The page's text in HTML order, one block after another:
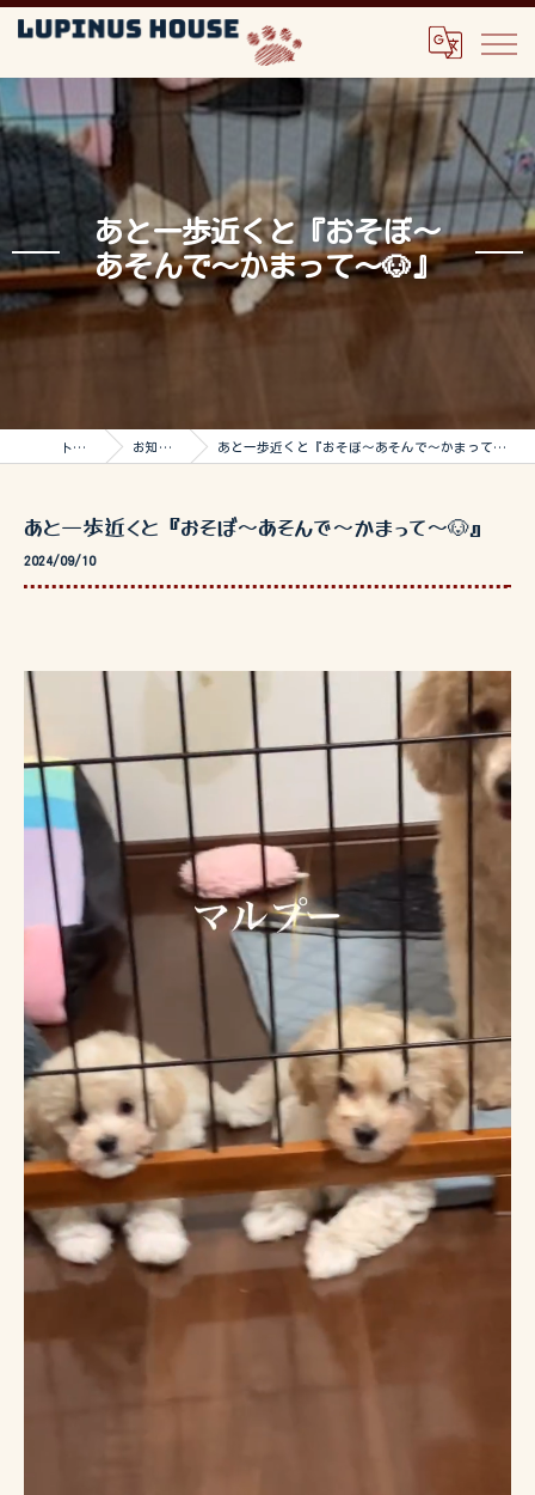
あと一歩近くと『おそぼ〜
あそんで〜かまって〜🐶』
トップ お知らせ あと一歩近くと『おそぼ〜あそんで〜かまって〜🐶』
あと一歩近くと『おそぼ〜あそんで〜かまって〜🐶』
2024/09/10